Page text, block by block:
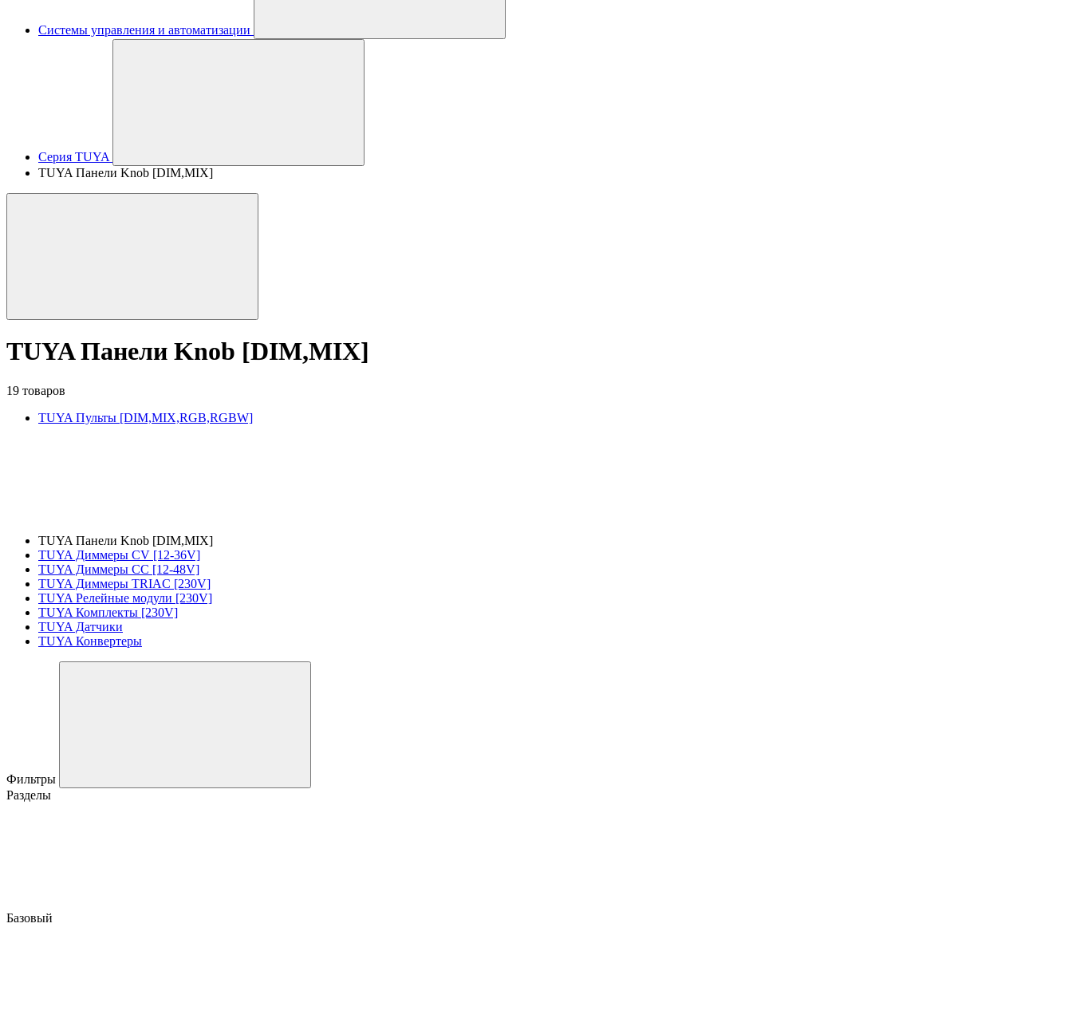
Системы управления и автоматизации
Серия TUYA
TUYA Панели Knob [DIM,MIX]
TUYA Панели Knob [DIM,MIX]
19 товаров
TUYA Пульты [DIM,MIX,RGB,RGBW]
TUYA Панели Knob [DIM,MIX]
TUYA Диммеры CV [12-36V]
TUYA Диммеры CC [12-48V]
TUYA Диммеры TRIAC [230V]
TUYA Релейные модули [230V]
TUYA Комплекты [230V]
TUYA Датчики
TUYA Конвертеры
Фильтры
Разделы
Базовый